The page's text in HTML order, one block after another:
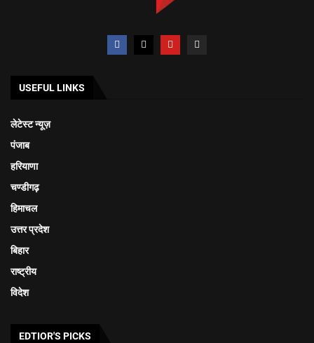
USEFUL LINKS
लेटेस्ट न्यूज़
पंजाब
हरियाणा
चण्डीगढ़
हिमाचल
उत्तर प्रदेश
बिहार
राष्ट्रीय
विदेश
EDTIOR'S PICKS